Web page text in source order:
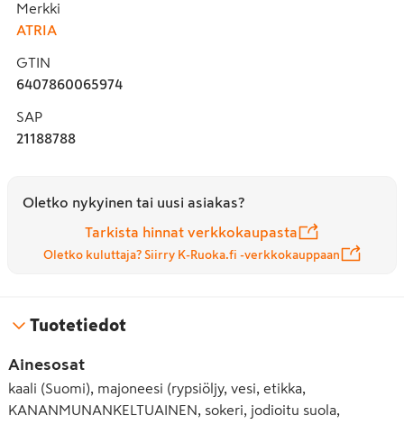
Merkki
ATRIA
GTIN
6407860065974
SAP
21188788
Oletko nykyinen tai uusi asiakas?
Tarkista hinnat verkkokaupasta
Oletko kuluttaja? Siirry K-Ruoka.fi -verkkokauppaan
Tuotetiedot
Ainesosat
kaali (Suomi), majoneesi (rypsiöljy, vesi, etikka,
KANANMUNANKELTUAINEN, sokeri, jodioitu suola,